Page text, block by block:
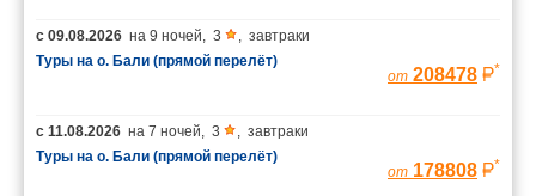
с 09.08.2026 на 9 ночей, 3 , завтраки
Туры на о. Бали (прямой перелёт)
от 208478 *
с 11.08.2026 на 7 ночей, 3 , завтраки
Туры на о. Бали (прямой перелёт)
от 178808 *